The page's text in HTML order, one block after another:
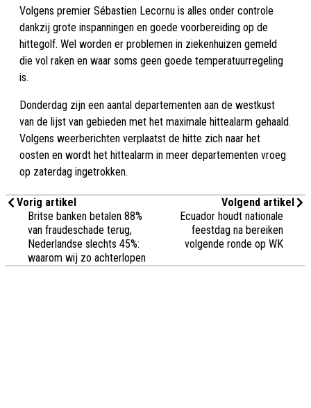
Volgens premier Sébastien Lecornu is alles onder controle
dankzij grote inspanningen en goede voorbereiding op de
hittegolf. Wel worden er problemen in ziekenhuizen gemeld
die vol raken en waar soms geen goede temperatuurregeling
is.
Donderdag zijn een aantal departementen aan de westkust
van de lijst van gebieden met het maximale hittealarm gehaald.
Volgens weerberichten verplaatst de hitte zich naar het
oosten en wordt het hittealarm in meer departementen vroeg
op zaterdag ingetrokken.
Vorig artikel
Britse banken betalen 88%
van fraudeschade terug,
Nederlandse slechts 45%:
waarom wij zo achterlopen
Volgend artikel
Ecuador houdt nationale
feestdag na bereiken
volgende ronde op WK